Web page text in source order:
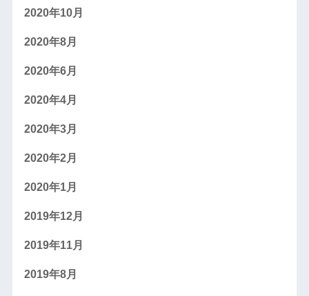
2020年10月
2020年8月
2020年6月
2020年4月
2020年3月
2020年2月
2020年1月
2019年12月
2019年11月
2019年8月